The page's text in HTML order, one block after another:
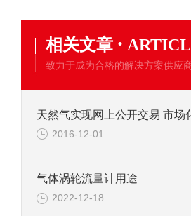
相关文章 ·
致力于成为合格的解决方案供应商
2016-12-01
气体涡轮流量计用途
2022-12-18